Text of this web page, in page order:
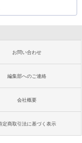
お問い合わせ
編集部へのご連絡
会社概要
定商取引法に基づく表示